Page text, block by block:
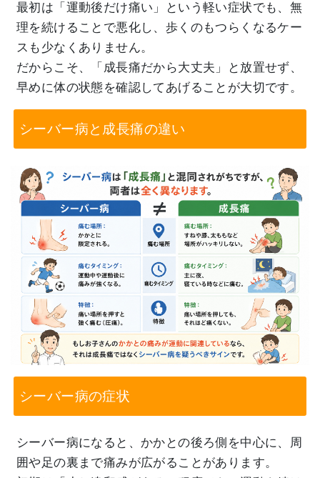
最初は「運動後だけ痛い」という軽い症状でも、無
理を続けることで悪化し、歩くのもつらくなるケー
スも少なくありません。
だからこそ、「成長痛だから大丈夫」と放置せず、
早めに体の状態を確認してあげることが大切です。
シーバー病と成長痛の違い
シーバー病の症状
シーバー病になると、かかとの後ろ側を中心に、周
囲や足の裏まで痛みが広がることがあります。